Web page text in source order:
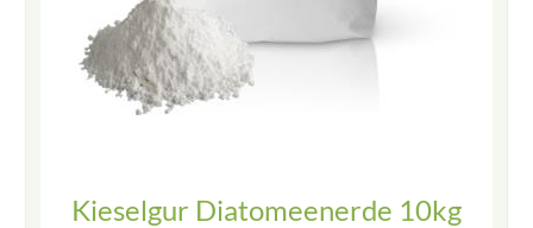
Kieselgur Diatomeenerde 10kg